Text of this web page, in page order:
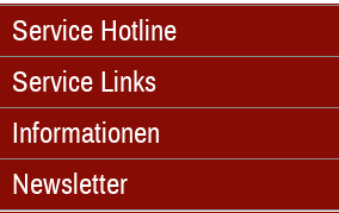
Service Hotline
Service Links
Informationen
Newsletter